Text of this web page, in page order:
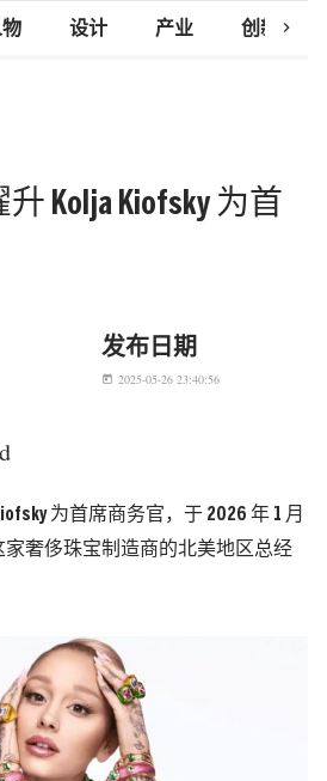
设计 产业 创新研究
chevron_right
Kolja Kiofsky 为首
发布日期
today 2025-05-26 23:40:56
为首席商务官，于 2026 年 1 月
家奢侈珠宝制造商的北美地区总经